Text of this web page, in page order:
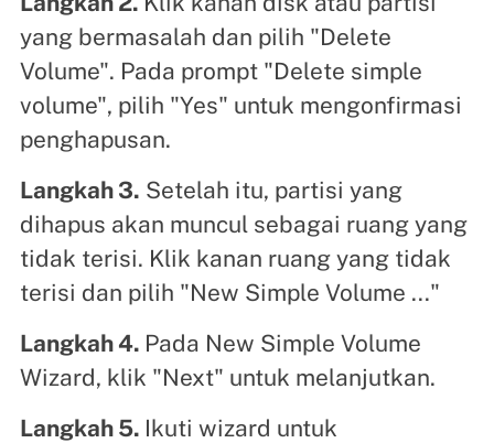
yang bermasalah dan pilih "Delete
Volume". Pada prompt "Delete simple
volume", pilih "Yes" untuk mengonfirmasi
penghapusan.
Langkah 3. Setelah itu, partisi yang
dihapus akan muncul sebagai ruang yang
tidak terisi. Klik kanan ruang yang tidak
terisi dan pilih "New Simple Volume ..."
Langkah 4. Pada New Simple Volume
Wizard, klik "Next" untuk melanjutkan.
Langkah 5. Ikuti wizard untuk